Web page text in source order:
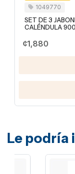
1049770
SET DE 3
CALÉNDULA
¢1,880
Le podría